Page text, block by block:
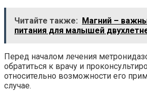
Читайте также: Магний –
питания для малышей
Перед началом лечения
обратиться к врачу и
относительно возможности его
случае.